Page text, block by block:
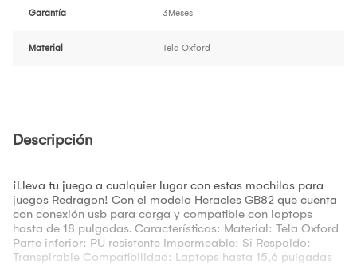
Garantía 3Meses
Material Tela Oxford
Descripción
¡Lleva tu juego a cualquier lugar con estas mochilas para
juegos Redragon! Con el modelo Heracles GB82 que cuenta
con conexión usb para carga y compatible con laptops
hasta de 18 pulgadas. Características: Material: Tela Oxford
Parte inferior: PU resistente Impermeable: Si Respaldo:
Transpirable Compatibilidad: Laptops hasta 15,6 pulgadas